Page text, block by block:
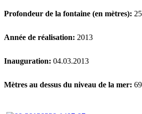
Profondeur de la fontaine (en mètres):
Année de réalisation: 2013
Inauguration: 04.03.2013
Mètres au dessus du niveau de la mer: